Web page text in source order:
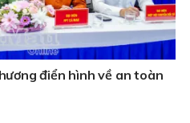
điển hình về an toàn